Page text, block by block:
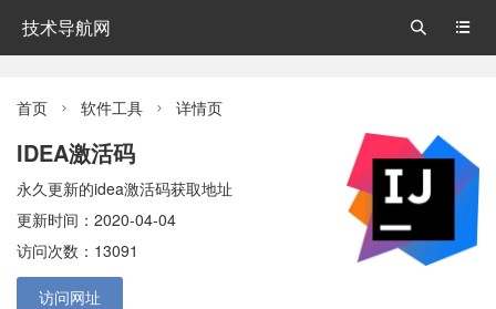
技术导航网 

首页  软件工具  详情页
IDEA激活码
永久更新的idea激活码获取地址
更新时间：2020-04-04
访问次数：13091
访问网址